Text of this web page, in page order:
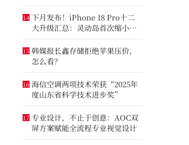
14 下月发布！iPhone 18 Pro十二
大升级汇总：灵动岛首次缩小、
首次2nm芯片
15 韩媒报长鑫存储拒绝苹果压价，
怎么看？
16 海信空调两项技术荣获“2025年
度山东省科学技术进步奖”
17 专业设计，不止于创意：AOC双
屏方案赋能全流程专业视觉设计